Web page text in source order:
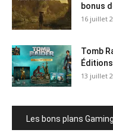
bonus
16 juillet
Tomb
13 juillet
Les bons plans Gaming